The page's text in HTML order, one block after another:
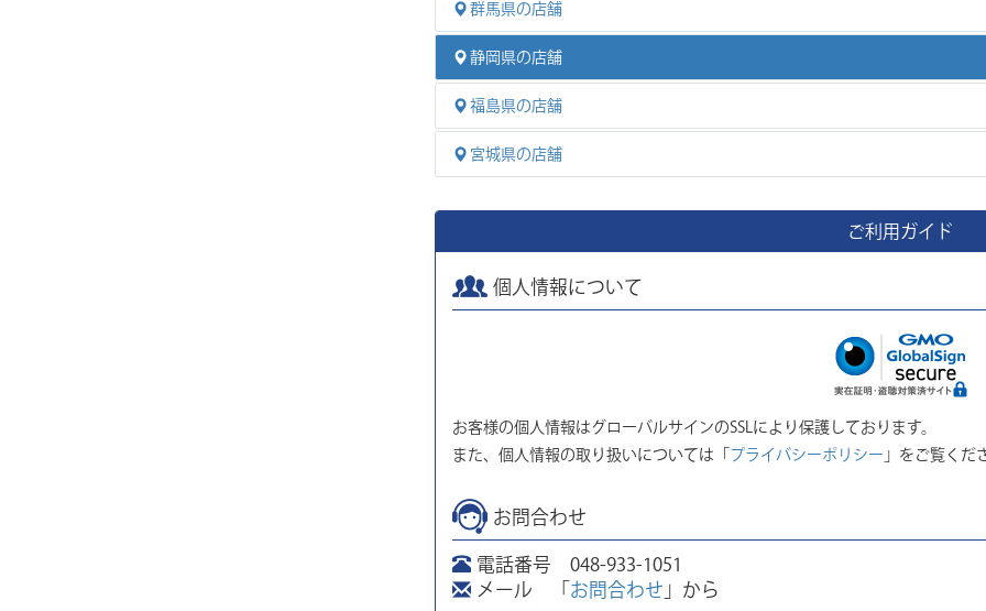
群馬県の店舗
静岡県の店舗
福島県の店舗
宮城県の店舗
ご利用ガイド
個人情報について
お客様の個人情報はグローバルサインのSSLにより保護しております。
また、個人情報の取り扱いについては「
プライバシーポリシー 」をご覧くだ
お問合わせ
電話番号 048-933-1051
メール 「 お問合わせ 」から